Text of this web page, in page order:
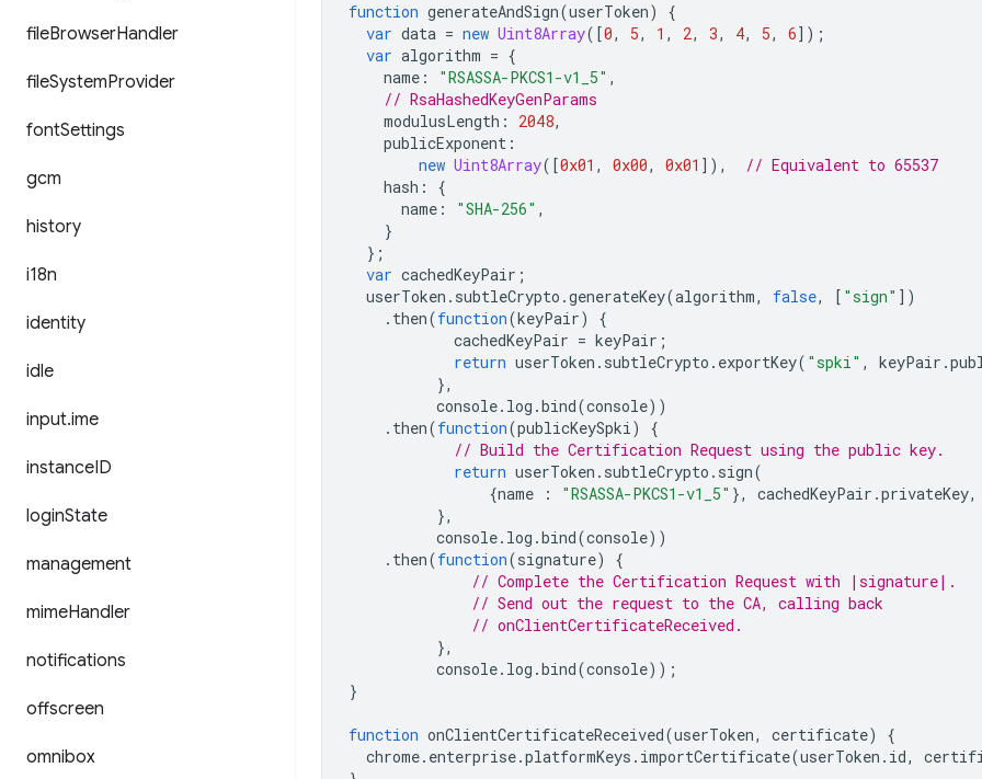
fileBrowserHandler
fileSystemProvider
fontSettings
gcm
history
i18n
identity
idle
input.ime
instanceID
loginState
management
mimeHandler
notifications
offscreen
omnibox
function generateAndSign(userToken)
{
var data = new Uint8Array([0, 5, 1 , 2, 3, 4, 5, 6]);
var algorithm = {
name : "RSASSA-PKCS1-v1_5" ,
// RsaHashedKeyGenParams
modulusLength : 2048,
publicExponent :
new Uint8Array([0x01 , 0x00, 0x01 ]),
// Equivalent to 65537
hash :
{
name : "SHA-256" ,
}
};
var cachedKeyPair ;
userToken . subtleCrypto .generateKey(algorithm, false, [ "sign" ])
. then(function(keyPair)
{
cachedKeyPair = keyPair ;
return userToken . subtleCrypto . exportKey( "spki" , keyPair .
},
console. log .bind(console))
. then(function(publicKeySpki)
{
// Build the Certification Request using the public key.
return userToken . subtleCrypto . sign(
{name : "RSASSA-PKCS1-v1_5" }, cachedKeyPair .privateKey,
},
console. log .bind(console))
. then(function(signature)
{
// Complete the Certification Request with |signature|.
// Send out the request to the CA, calling back
// onClientCertificateReceived.
},
console. log .bind(console));
}
function onClientCertificateReceived(userToken, certificate)
{
chrome. enterprise.platformKeys . importCertificate(userToken . id,